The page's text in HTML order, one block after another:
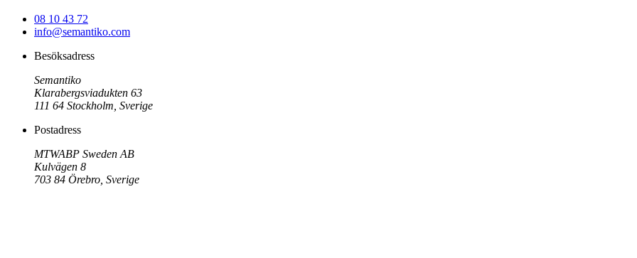
08 10 43 72
info@semantiko.com
Besöksadress
Semantiko
Klarabergsviadukten 63
111 64 Stockholm Sverige
Postadress
MTWABP Sweden AB
Kulvägen 8
703 84 Örebro Sverige